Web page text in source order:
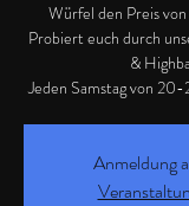
Würfel den Preis
Probiert euch durch
&
Jeden Samstag von
Anmeldung